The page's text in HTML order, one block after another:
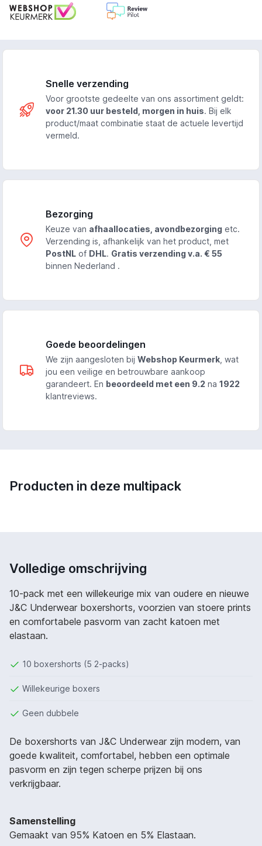
Snelle verzending
Voor grootste gedeelte van ons assortiment geldt:
voor 21.30 uur besteld, morgen in huis. Bij elk
product/maat combinatie staat de actuele levertijd
vermeld.
Bezorging
Keuze van afhaallocaties, avondbezorging etc.
Verzending is, afhankelijk van het product, met
PostNL of DHL. Gratis verzending v.a. € 55
binnen Nederland .
Goede beoordelingen
We zijn aangesloten bij Webshop Keurmerk , wat
jou een veilige en betrouwbare aankoop
garandeert. En beoordeeld met een 9.2 na 1922
klantreviews.
Producten in deze multipack
Volledige omschrijving
10-pack met een willekeurige mix van oudere en nieuwe
J&C Underwear boxershorts, voorzien van stoere prints
en comfortabele pasvorm van zacht katoen met
elastaan.
10 boxershorts (5 2-packs)
Willekeurige boxers
Geen dubbele
De boxershorts van J&C Underwear zijn modern, van
goede kwaliteit, comfortabel, hebben een optimale
pasvorm en zijn tegen scherpe prijzen bij ons
verkrijgbaar.
Samenstelling
Gemaakt van 95% Katoen en 5% Elastaan.